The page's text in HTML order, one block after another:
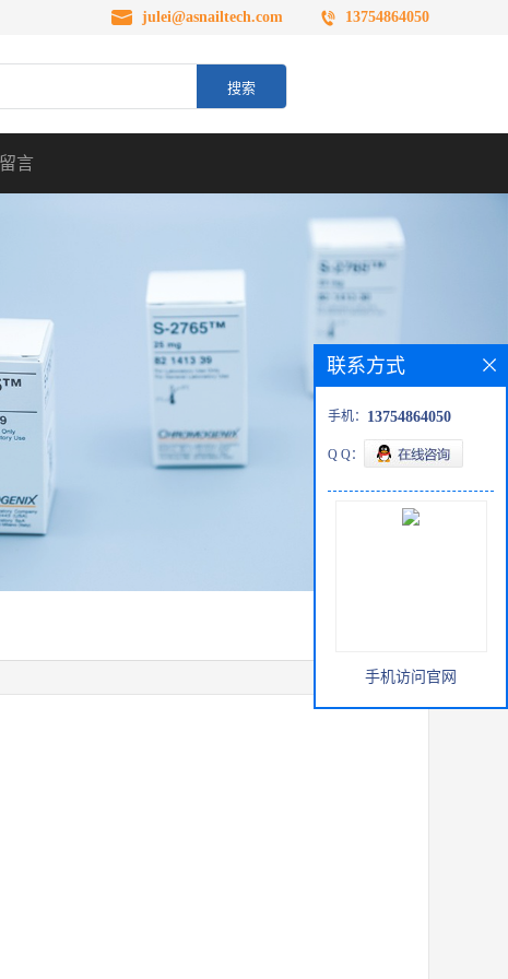
julei@asnailtech.com 13754864050
言
联系方式
手机： 13754864050
Q Q：
手机访问官网